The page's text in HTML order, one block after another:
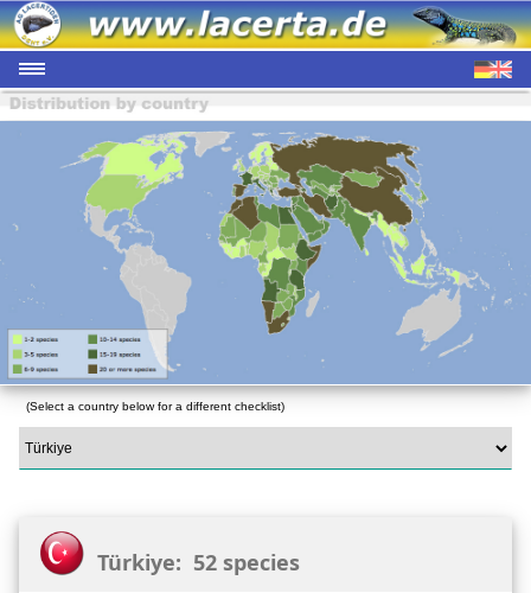
(Select a country below for a different checklist)
Türkiye: 52 species